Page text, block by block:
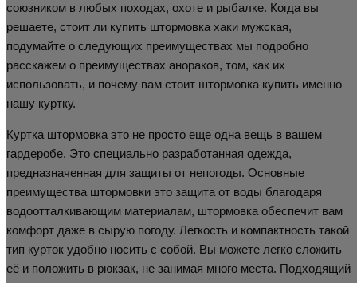
союзником в любых походах, охоте и рыбалке. Когда вы
решаете, стоит ли купить штормовка хаки мужская,
подумайте о следующих преимуществах мы подробно
расскажем о преимуществах анораков, том, как их
использовать, и почему вам стоит штормовка купить именно
нашу куртку.
Куртка штормовка это не просто еще одна вещь в вашем
гардеробе. Это специально разработанная одежда,
предназначенная для защиты от непогоды. Основные
преимущества штормовки это защита от воды благодаря
водоотталкивающим материалам, штормовка обеспечит вам
комфорт даже в сырую погоду. Легкость и компактность такой
тип курток удобно носить с собой. Вы можете легко сложить
её и положить в рюкзак, не занимая много места. Подходящий